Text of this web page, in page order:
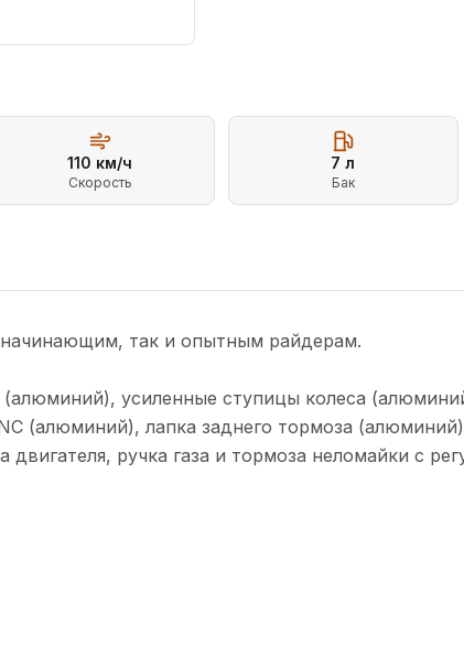
110 км/ч
Скорость
7 л
Бак
так и опытным райдерам.
усиленные ступицы колеса
(алюминий), лапка заднего тормоза
ручка газа и тормоза неломайки с